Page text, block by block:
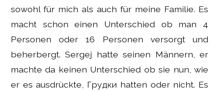
sowohl für mich als auch für meine Familie. Es
macht schon einen Unterschied ob man 4
Personen oder 16 Personen versorgt und
beherbergt. Sergej hatte seinen Männern, er
machte da keinen Unterschied ob sie nun, wie
er es ausdrückte, Грудки hatten oder nicht. Es